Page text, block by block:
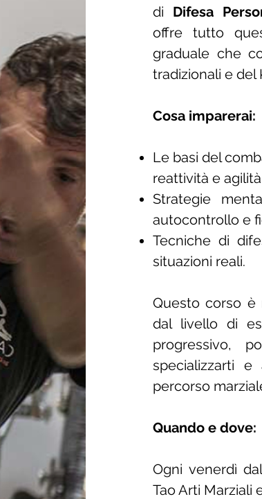
di Difesa
offre tutto
graduale che
tradizionali e del
Cosa imparerai:
Le basi del
reattività e
Strategie
autocontrollo e
Tecniche di
situazioni reali.
Questo corso è
dal livello di
progressivo,
specializzarti
percorso
Quando e dove:
Ogni venerdì
Tao Arti Marziali